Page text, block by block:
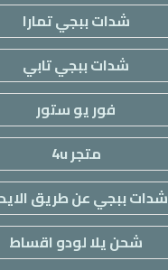
شدات ببجي تمارا
شدات ببجي تابي
فور يو ستور
متجر 4u
شدات ببجي عن طريق
شحن يلا لودو اقساط